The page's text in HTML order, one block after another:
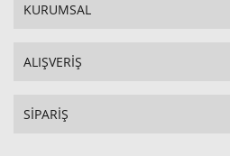
KURUMSAL
ALIŞVERİŞ
SİPARİŞ